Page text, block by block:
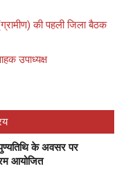
की पहली जिला बैठक
उपाध्यक्ष
के अवसर पर
आयोजित